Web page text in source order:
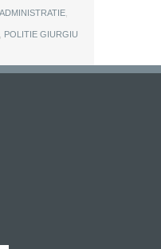
ADMINISTRATIE
POLITIE GIURGIU